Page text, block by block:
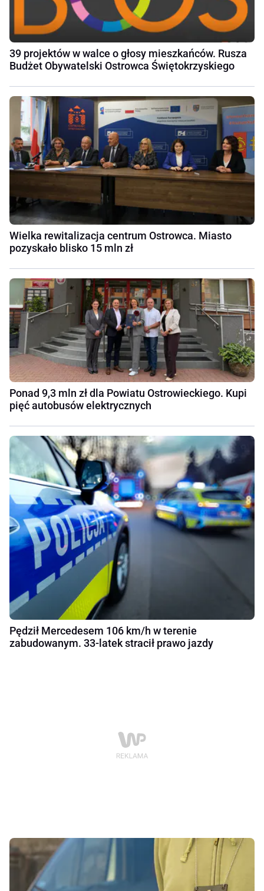
39 projektów w walce o głosy mieszkańców. Rusza
Budżet Obywatelski Ostrowca Świętokrzyskiego
Wielka rewitalizacja centrum Ostrowca. Miasto
pozyskało blisko 15 mln zł
Ponad 9,3 mln zł dla Powiatu Ostrowieckiego. Kupi
pięć autobusów elektrycznych
Pędził Mercedesem 106 km/h w terenie
zabudowanym. 33-latek stracił prawo jazdy